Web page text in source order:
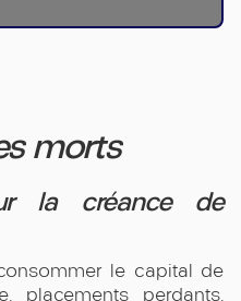
morts
la créance de
le capital de
perdants,